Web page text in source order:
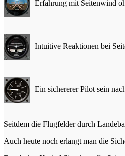
Erfahrung mit Seitenwind
Intuitive Reaktionen bei
Ein sichererer Pilot sein
Seitdem die Flugfelder durch
Auch heute noch erlangt man die